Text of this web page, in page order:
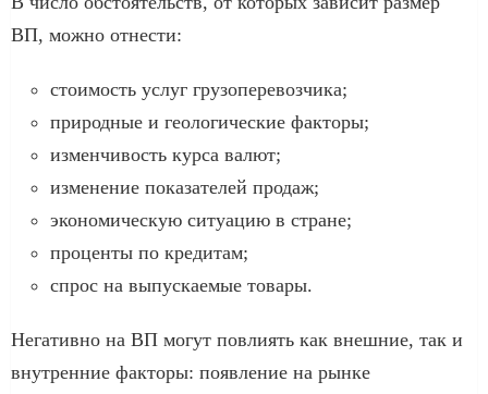
ВП, можно отнести:
стоимость услуг грузоперевозчика;
природные и геологические факторы;
изменчивость курса валют;
изменение показателей продаж;
экономическую ситуацию в стране;
проценты по кредитам;
спрос на выпускаемые товары.
Негативно на ВП могут повлиять как внешние, так и
внутренние факторы: появление на рынке